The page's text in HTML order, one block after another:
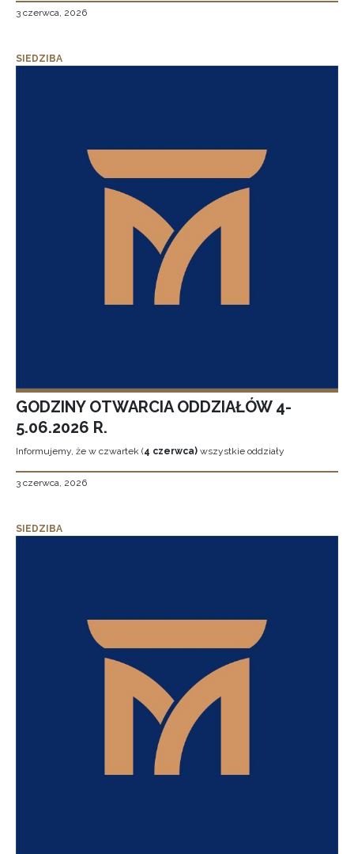
3 czerwca, 2026
SIEDZIBA
GODZINY OTWARCIA ODDZIAŁÓW 4-
5.06.2026 R.
Informujemy, że w czwartek (4 czerwca) wszystkie oddziały
3 czerwca, 2026
SIEDZIBA